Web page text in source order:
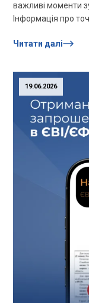
важливі моменти
Інформація про
Читати далі
19.06.2026